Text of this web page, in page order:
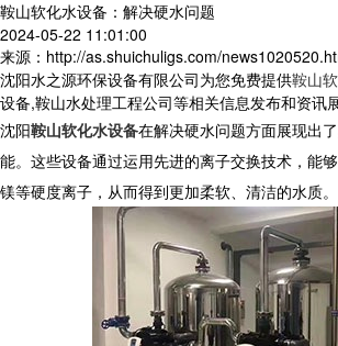
鞍山软化水设备：解决硬水问题
2024-05-22 11:01:00
来源：http://as.shuichuligs.com/
沈阳水之源环保设备有限公司为您免费提供鞍山
设备,鞍山水处理工程公司等相关信息发布和资讯
沈阳鞍山软化水设备在解决硬水问题方面展现出
能。这些设备通过运用先进的离子交换技术，能够
镁等硬度离子，从而得到更加柔软、清洁的水质。